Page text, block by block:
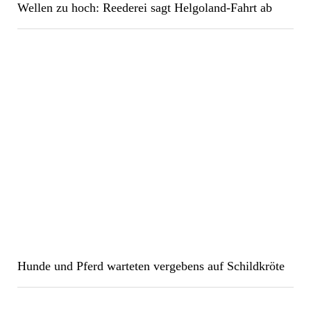
Wellen zu hoch: Reederei sagt Helgoland-Fahrt ab
Hunde und Pferd warteten vergebens auf Schildkröte